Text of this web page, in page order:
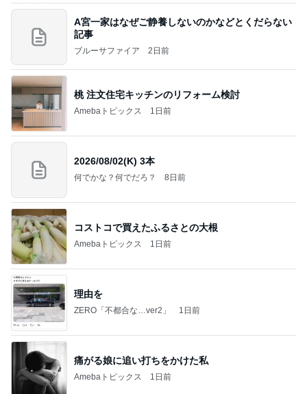
A宮一家はなぜご静養しないのかなどとくだらない
記事
ブルーサファイア 2日前
桃 注文住宅キッチンのリフォーム検討
Amebaトピックス 1日前
2026/08/02(K) 3本
何でかな？何でだろ？ 8日前
コストコで買えたふるさとの大根
Amebaトピックス 1日前
理由を
ZERO「不都合な…ver2」 1日前
痛がる娘に追い打ちをかけた私
Amebaトピックス 1日前